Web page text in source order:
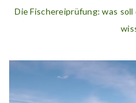
Die Fischereiprüfung: was